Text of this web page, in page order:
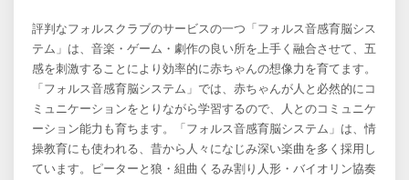
評判なフォルスクラブのサービスの一つ「フォルス音感育脳シス
テム」は、音楽・ゲーム・劇作の良い所を上手く融合させて、五
感を刺激することにより効率的に赤ちゃんの想像力を育てます。
「フォルス音感育脳システム」では、赤ちゃんが人と必然的にコ
ミュニケーションをとりながら学習するので、人とのコミュニケ
ーション能力も育ちます。「フォルス音感育脳システム」は、情
操教育にも使われる、昔から人々になじみ深い楽曲を多く採用し
ています。ピーターと狼・組曲くるみ割り人形・バイオリン協奏